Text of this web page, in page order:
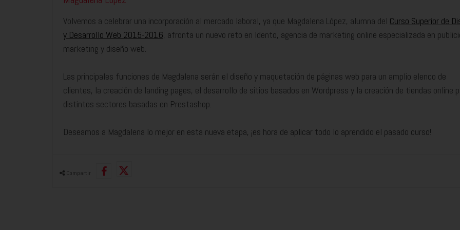
Volvemos a celebrar una incorporación al mercado laboral, ya que Magdalena López, alumna del Curso Superior de
y Desarrollo Web 2015-2016, afronta un nuevo reto en Idento, agencia de marketing online especializada en
marketing y diseño web.
Las principales funciones de Magdalena serán el diseño y maquetación de páginas web para un amplio elenco de
clientes, la creación de landing pages, el desarrollo de sitios basados en Wordpress y la creación de tiendas online
distintos sectores basadas en Prestashop.
Deseamos a Magdalena lo mejor en esta nueva etapa, ¡es hora de aplicar todo lo aprendido el pasado curso!
Compartir